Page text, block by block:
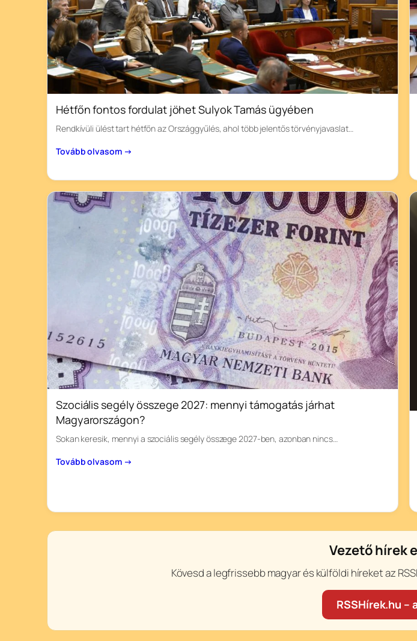
Hétfőn fontos fordulat jöhet Sulyok Tamás ügyében
Rendkívüli ülést tart hétfőn az Országgyűlés, ahol több jelentős törvényjavaslat…
Tovább olvasom →
Szociális segély összege 2027: mennyi támogatás járhat
Magyarországon?
Sokan keresik, mennyi a szociális segély összege 2027-ben, azonban nincs…
Tovább olvasom →
Vezető hírek
Kövesd a legfrissebb magyar és külföldi híreket az
RSSHírek.hu –